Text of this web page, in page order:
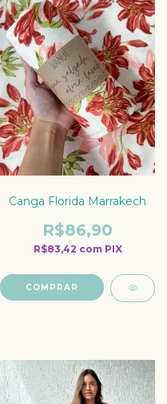
Canga Florida Marrakech
R$86,90
R$83,42 com PIX
COMPRAR